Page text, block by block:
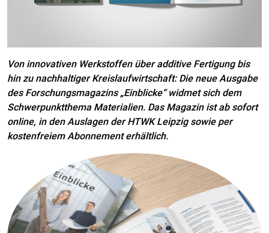
Von innovativen Werkstoffen über additive Fertigung bis
hin zu nachhaltiger Kreislaufwirtschaft: Die neue Ausgabe
des Forschungsmagazins „Einblicke“ widmet sich dem
Schwerpunktthema Materialien. Das Magazin ist ab sofort
online, in den Auslagen der HTWK Leipzig sowie per
kostenfreiem Abonnement erhältlich.